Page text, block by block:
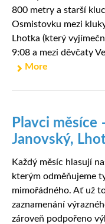
800 metry a starší
Osmistovku mezi
Lhotka (který
9:08 a mezi děvčaty
More
Plavci měsíce
Janovský,
Každý měsíc hlasují
kterým odměňujeme
mimořádného. Ať už
zaznamenání
zároveň podpořeno